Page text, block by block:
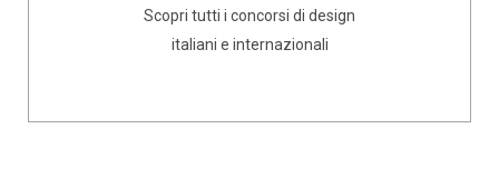
Scopri tutti i concorsi di design
italiani e internazionali